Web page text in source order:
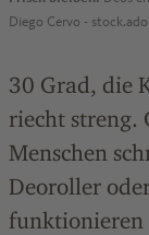
Diego Cervo -
30 Grad, die
riecht streng.
Menschen
Deoroller
funktionieren